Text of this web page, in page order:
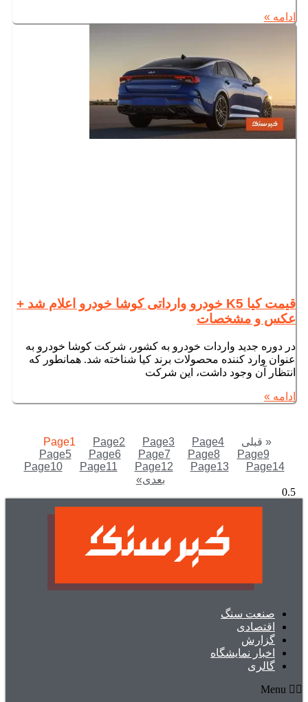
ادامه »
قیمت کیا K5 خودرو وارداتی کوشا خودرو اعلام شد +
عکس و مشخصات
در دوره جدید واردات خودرو به کشور، شرکت کوشا خودرو به
عنوان وارد کننده محصولات برند کیا شناخته شد. همانطور که
انتظار آن وجود داشت، این شرکت
ادامه »
« قبلی Page1 Page2 Page3 Page4
Page5 Page6 Page7 Page8 Page9
Page10 Page11 Page12 Page13 Page14
بعدی»
صنعت سنگ
اقتصادی
گزارش
اخبار نمایشگاه
گالری
Menu